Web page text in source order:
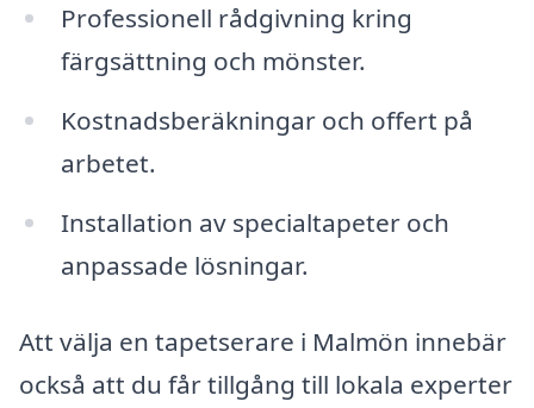
Professionell rådgivning kring
färgsättning och mönster.
Kostnadsberäkningar och offert på
arbetet.
Installation av specialtapeter och
anpassade lösningar.
Att välja en tapetserare i Malmön innebär
också att du får tillgång till lokala experter